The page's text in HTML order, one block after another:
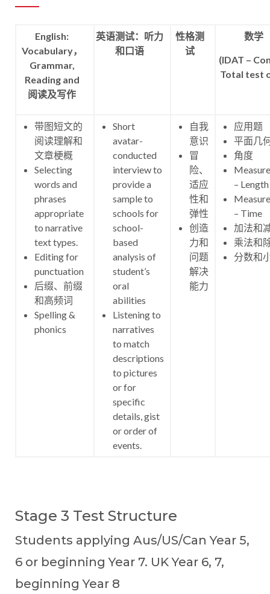
English:
Vocabulary，
Grammar,
Reading and
阅读及写作
英语测试：听力
和口语
性格测
试
数学
(IDAT –
Total test
带图短文的
阅读理解和
文章梗概
Selecting
words and
phrases
appropriate
to narrative
text types.
Editing for
punctuation
后缀、前缀
和高频词
Spelling &
phonics
Short
avatar-
conducted
interview to
provide a
sample to
schools for
school-
based
analysis of
student’s
oral
abilities
Listening to
narratives
to match
descriptions
to pictures
or for
specific
details, gist
or order of
events.
自我
意识
冒
险、
适应
性和
弹性
创造
力和
问题
解决
能力
应用题
平面几
角度
– Length
– Time
加法和
乘法和
分数和
Stage 3 Test Structure
Students applying Aus/US/Can Year 5,
6 or beginning Year 7. UK Year 6, 7,
beginning Year 8